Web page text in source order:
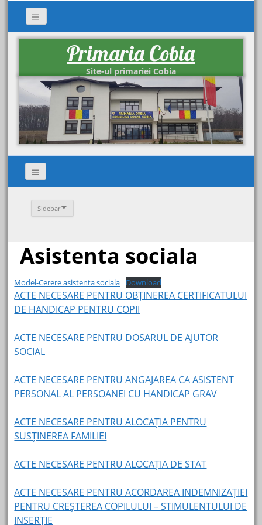
Primaria Cobia
Site-ul primariei Cobia
Sidebar
Asistenta sociala
Model-Cerere asistenta sociala Download
ACTE NECESARE PENTRU OBȚINEREA CERTIFICATULUI
DE HANDICAP PENTRU COPII
ACTE NECESARE PENTRU DOSARUL DE AJUTOR
SOCIAL
ACTE NECESARE PENTRU ANGAJAREA CA ASISTENT
PERSONAL AL PERSOANEI CU HANDICAP GRAV
ACTE NECESARE PENTRU ALOCAȚIA PENTRU
SUSȚINEREA FAMILIEI
ACTE NECESARE PENTRU ALOCAȚIA DE STAT
ACTE NECESARE PENTRU ACORDAREA INDEMNIZAȚIEI
PENTRU CREȘTEREA COPILULUI – STIMULENTULUI DE
INSERȚIE